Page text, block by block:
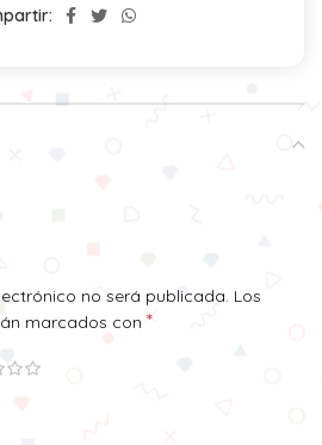
no será publicada. Los
marcados con *